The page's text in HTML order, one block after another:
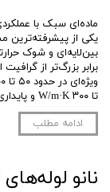
ماده‌ای سبک با
یکی از
برابر بزرگ‌تر از
تا ۳۰۰ W/m·K و پایداری دمایی تا ۳۰۰۰°C در محیط بی‌اکسیژن می‌رسد. …
ادامه مطلب
نانو